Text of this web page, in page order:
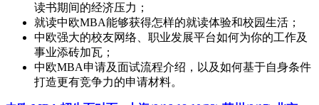
读书期间的经济压力；
就读中欧MBA能够获得怎样的就读体验和校园生活；
中欧强大的校友网络、职业发展平台如何为你的工作及
事业添砖加瓦；
中欧MBA申请及面试流程介绍，以及如何基于自身条件
打造更有竞争力的申请材料。